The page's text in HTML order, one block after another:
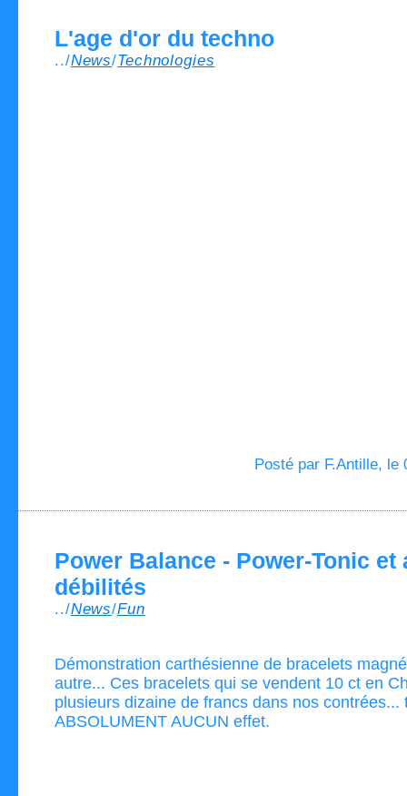
L'age d'or du techno
../News/Technologies
Posté par F.Antille, le
Power Balance - Power-Tonic et
débilités
../News/Fun
Démonstration carthésienne de bracelets
autre... Ces bracelets qui se vendent 10 ct en
plusieurs dizaine de francs dans nos contrées...
ABSOLUMENT AUCUN effet.